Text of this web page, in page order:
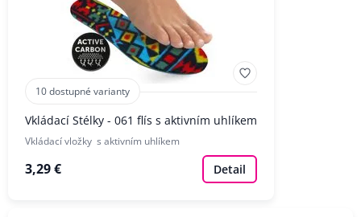
10 dostupné varianty
Vkládací Stélky - 061 flís s aktivním uhlíkem
Vkládací vložky s aktivním uhlíkem
3,29 € Detail